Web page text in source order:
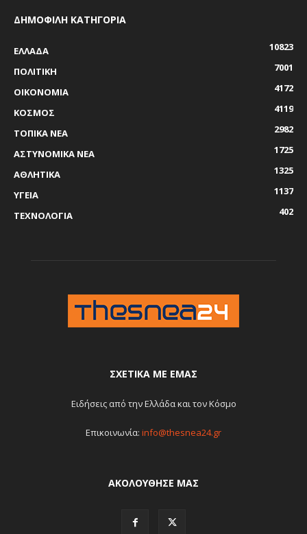
ΔΗΜΟΦΙΛΗ ΚΑΤΗΓΟΡΙΑ
ΕΛΛΑΔΑ
10823
ΠΟΛΙΤΙΚΗ
7001
ΟΙΚΟΝΟΜΙΑ
4172
ΚΟΣΜΟΣ
4119
ΤΟΠΙΚΑ ΝΕΑ
2982
ΑΣΤΥΝΟΜΙΚΑ ΝΕΑ
1725
ΑΘΛΗΤΙΚΑ
1325
ΥΓΕΙΑ
1137
ΤΕΧΝΟΛΟΓΙΑ
402
ΣΧΕΤΙΚΆ ΜΕ ΕΜΆΣ
Ειδήσεις από την Ελλάδα και τον Κόσμο
Επικοινωνία: info@thesnea24.gr
ΑΚΟΛΟΥΘΗΣΕ ΜΑΣ